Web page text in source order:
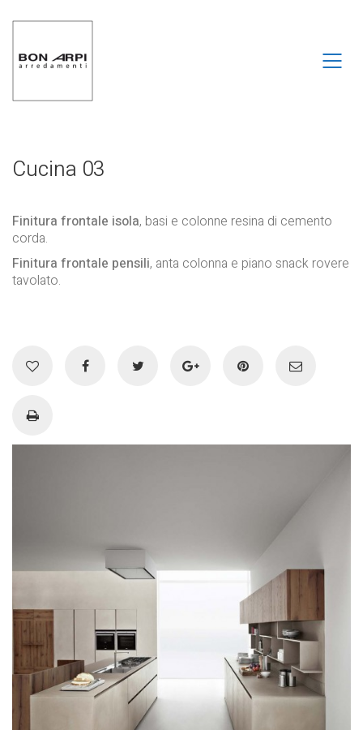
Cucina 03
Finitura frontale isola, basi e colonne resina di cemento
corda.
Finitura frontale pensili, anta colonna e piano snack rovere
tavolato.